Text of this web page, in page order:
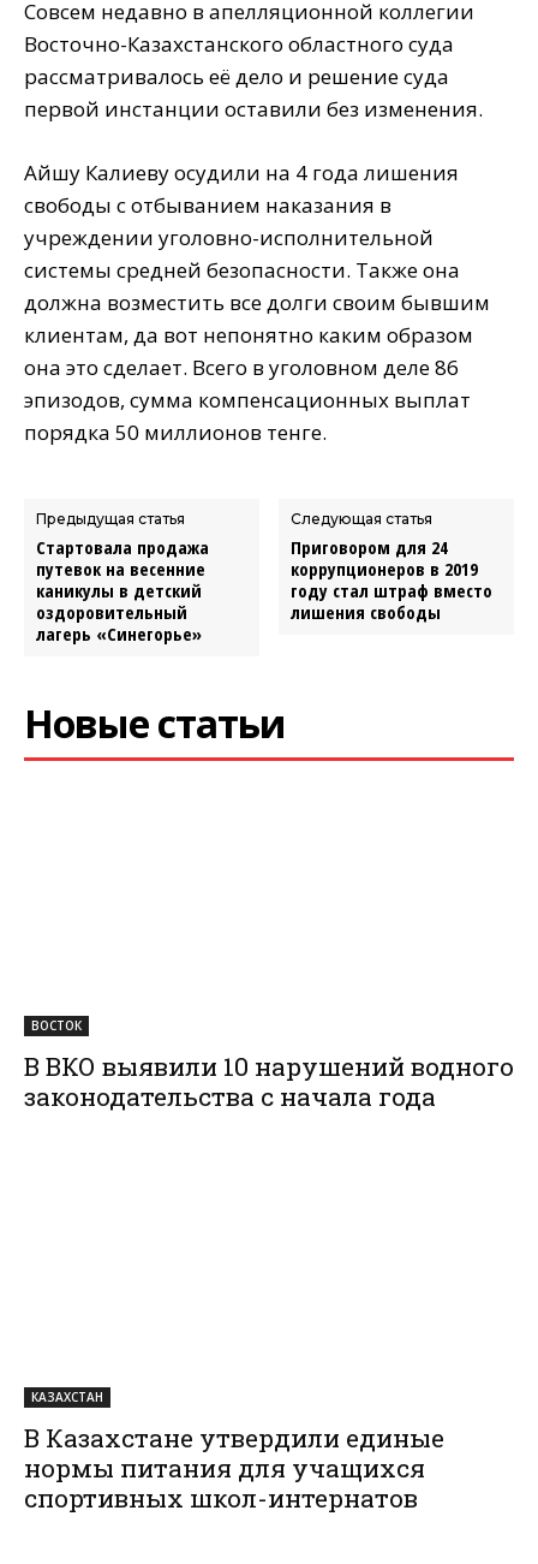
Совсем недавно в апелляционной коллегии
Восточно-Казахстанского областного суда
рассматривалось её дело и решение суда
первой инстанции оставили без изменения.
Айшу Калиеву осудили на 4 года лишения
свободы с отбыванием наказания в
учреждении уголовно-исполнительной
системы средней безопасности. Также она
должна возместить все долги своим бывшим
клиентам, да вот непонятно каким образом
она это сделает. Всего в уголовном деле 86
эпизодов, сумма компенсационных выплат
порядка 50 миллионов тенге.
Предыдущая статья
Стартовала продажа
путевок на весенние
каникулы в детский
оздоровительный
лагерь «Синегорье»
Следующая статья
Приговором для 24
коррупционеров в 2019
году стал штраф вместо
лишения свободы
Новые статьи
ВОСТОК
В ВКО выявили 10 нарушений водного
законодательства с начала года
КАЗАХСТАН
В Казахстане утвердили единые
нормы питания для учащихся
спортивных школ-интернатов